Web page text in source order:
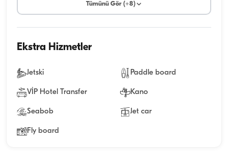
Tümünü Gör (+8)
Ekstra Hizmetler
Jetski Paddle board
VİP Hotel Transfer Kano
Seabob Jet car
Fly board